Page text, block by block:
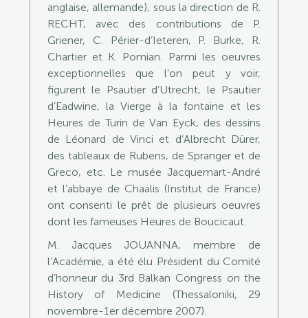
anglaise, allemande), sous la direction de R.
RECHT, avec des contributions de P.
Griener, C. Périer-d’Ieteren, P. Burke, R.
Chartier et K. Pomian. Parmi les oeuvres
exceptionnelles que l’on peut y voir,
figurent le Psautier d’Utrecht, le Psautier
d’Eadwine, la Vierge à la fontaine et les
Heures de Turin de Van Eyck, des dessins
de Léonard de Vinci et d’Albrecht Dürer,
des tableaux de Rubens, de Spranger et de
Greco, etc. Le musée Jacquemart-André
et l’abbaye de Chaalis (Institut de France)
ont consenti le prêt de plusieurs oeuvres
dont les fameuses Heures de Boucicaut.
M. Jacques JOUANNA, membre de
l’Académie, a été élu Président du Comité
d’honneur du 3rd Balkan Congress on the
History of Medicine (Thessaloniki, 29
novembre-1er décembre 2007).